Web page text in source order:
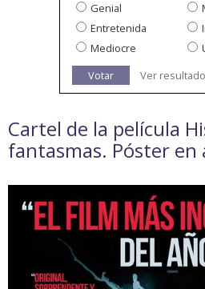
Genial
Entretenida
Mediocre
Votar
Ver
Cartel de la película
fantasmas. Póster